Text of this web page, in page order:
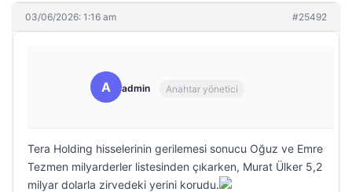
03/06/2026: 1:16 am #25492
A admin Anahtar yönetici
Tera Holding hisselerinin gerilemesi sonucu Oğuz ve Emre
Tezmen milyarderler listesinden çıkarken, Murat Ülker 5,2
milyar dolarla zirvedeki yerini korudu.